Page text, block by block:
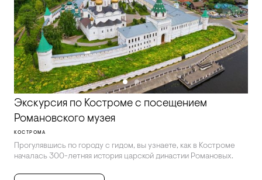
Экскурсия по Костроме с посещением
Романовского музея
КОСТРОМА
Прогулявшись по городу с гидом, вы узнаете, как в Костроме
началась 300-летняя история царской династии Романовых.